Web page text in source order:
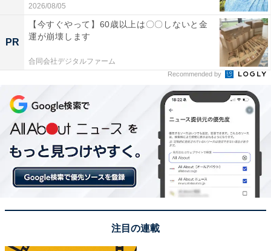
ちにAll About ニュースチームのメンバーに加入。現在は旅行・カル
チャー・エンタメなどを中心に企画編集を担当。東京都出身。居酒
屋巡りとスポーツ観戦が生きがい。
...続きを読む
次ページ 12位までのランキング結果を見る
2026/08/05
PR
【今すぐやって】60歳以上は〇〇しないと金
運が崩壊します
合同会社デジタルファーム
Recommended by
注目の連載